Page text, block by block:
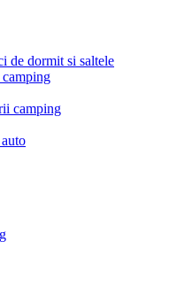
de dormit si saltele
camping